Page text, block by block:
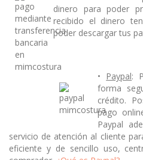
dinero para poder
recibido el dinero
poder descargar tus
• Paypal:
forma
crédito.
pago
Paypal
servicio de atención al cliente
eficiente y de sencillo uso,